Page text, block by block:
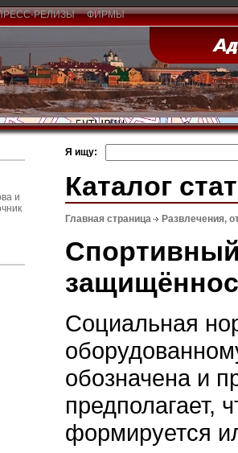
РЕЛИЗЫ ФИРМЫ
и
Я ищу:
Каталог
Главная страница Развлечения,
Социальная
обозначена и
предполагает,
формируется